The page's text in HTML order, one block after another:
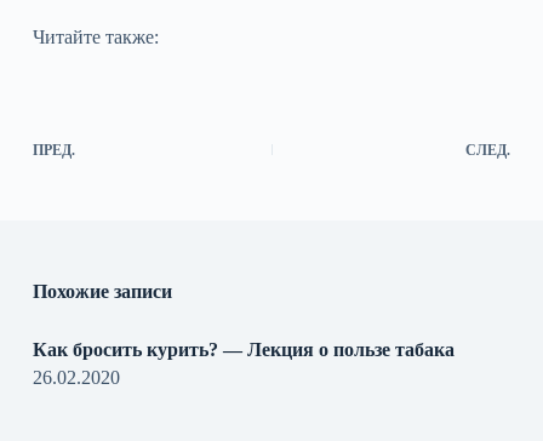
Читайте также:
ПРЕД. СЛЕД.
Похожие записи
Как бросить курить? — Лекция о пользе табака
26.02.2020